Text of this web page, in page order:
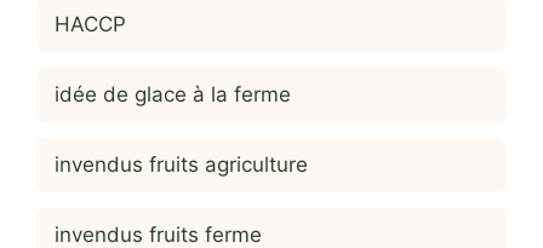
HACCP
idée de glace à la ferme
invendus fruits agriculture
invendus fruits ferme